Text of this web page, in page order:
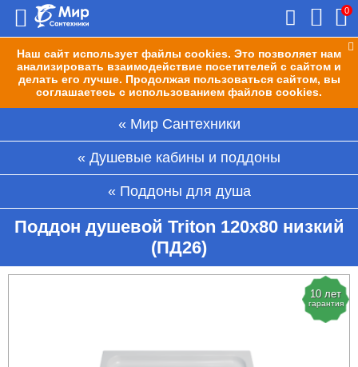
Наш сайт использует файлы cookies. Это позволяет нам
анализировать взаимодействие посетителей с сайтом и
делать его лучше. Продолжая пользоваться сайтом, вы
соглашаетесь с использованием файлов cookies.
0
Мир Сантехники
Душевые кабины и поддоны
Поддоны для душа
Поддон душевой Triton 120x80 низкий
(ПД26)
10 лет
гарантия